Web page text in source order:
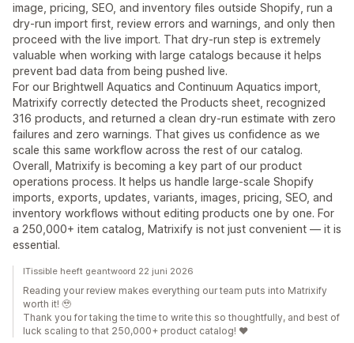
image, pricing, SEO, and inventory files outside Shopify, run a
dry-run import first, review errors and warnings, and only then
proceed with the live import. That dry-run step is extremely
valuable when working with large catalogs because it helps
prevent bad data from being pushed live.
For our Brightwell Aquatics and Continuum Aquatics import,
Matrixify correctly detected the Products sheet, recognized
316 products, and returned a clean dry-run estimate with zero
failures and zero warnings. That gives us confidence as we
scale this same workflow across the rest of our catalog.
Overall, Matrixify is becoming a key part of our product
operations process. It helps us handle large-scale Shopify
imports, exports, updates, variants, images, pricing, SEO, and
inventory workflows without editing products one by one. For
a 250,000+ item catalog, Matrixify is not just convenient — it is
essential.
ITissible heeft geantwoord 22 juni 2026
Reading your review makes everything our team puts into Matrixify
worth it! 🥹
Thank you for taking the time to write this so thoughtfully, and best of
luck scaling to that 250,000+ product catalog! ❤️